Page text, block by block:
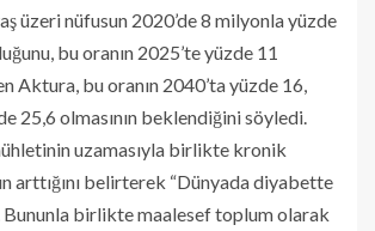
üzeri nüfusun 2020’de 8 milyonla yüzde
bu oranın 2025’te yüzde 11
Aktura, bu oranın 2040’ta yüzde 16,
25,6 olmasının beklendiğini söyledi.
uzamasıyla birlikte kronik
arttığını belirterek “Dünyada diyabette
Bununla birlikte maalesef toplum olarak